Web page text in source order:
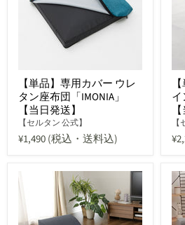
【単品】専用カバー ウレ
タン座布団「IMONIA」
【当日発送】
【セルタン 公式】
¥1,490(税込・送料込)
イ